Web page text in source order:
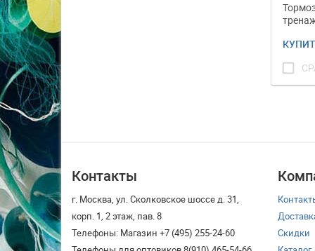
check_box_outline_blank
Контакты
г. Москва, ул. Сколковское шоссе д. 31,
корп. 1, 2 этаж, пав. 8
Телефоны: Магазин +7 (495) 255-24-60
Скидки